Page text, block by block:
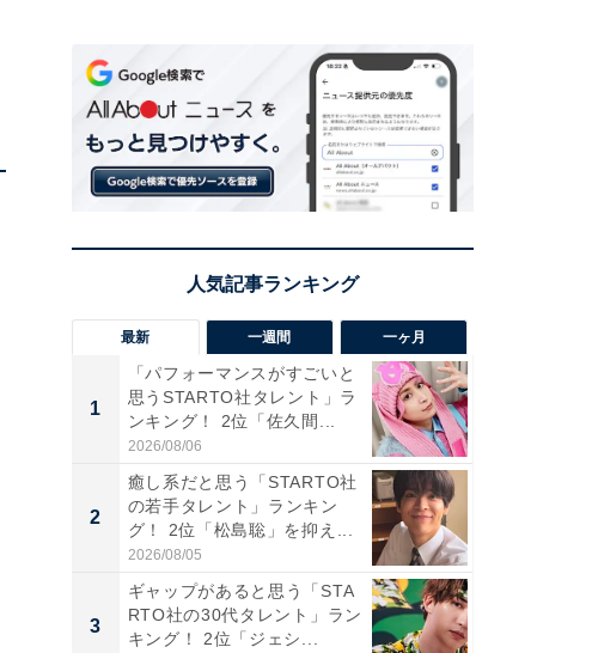
最新 一週間 一ヶ月
1
「パフォーマンスがすごいと
思うSTARTO社タレント」ラ
ンキング！ 2位「佐久間...
2026/08/06
2
癒し系だと思う「STARTO社
の若手タレント」ランキン
グ！ 2位「松島聡」を抑え...
2026/08/05
3
ギャップがあると思う「STA
RTO社の30代タレント」ラン
キング！ 2位「ジェシ...